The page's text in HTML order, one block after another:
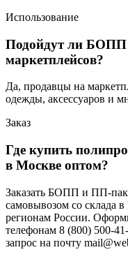
Использование
Подойдут ли
маркетплейсов?
Да, продавцы на
одежды, аксессуаров и
Заказ
Где купить
в Москве оптом?
Заказать БОПП и ПП-
самовывозом со склада
регионам России.
телефонам 8 (800) 500-
запрос на почту